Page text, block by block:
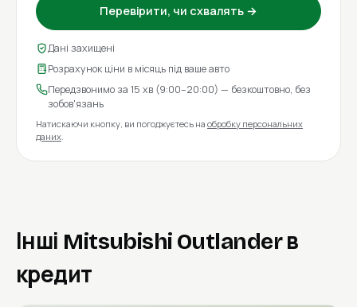
Перевірити, чи схвалять →
Дані захищені
Розрахунок ціни в місяць під ваше авто
Передзвонимо за 15 хв (9:00–20:00) — безкоштовно, без
зобов'язань
Натискаючи кнопку, ви погоджуєтесь на обробку персональних
даних
Інші Mitsubishi Outlander в
кредит